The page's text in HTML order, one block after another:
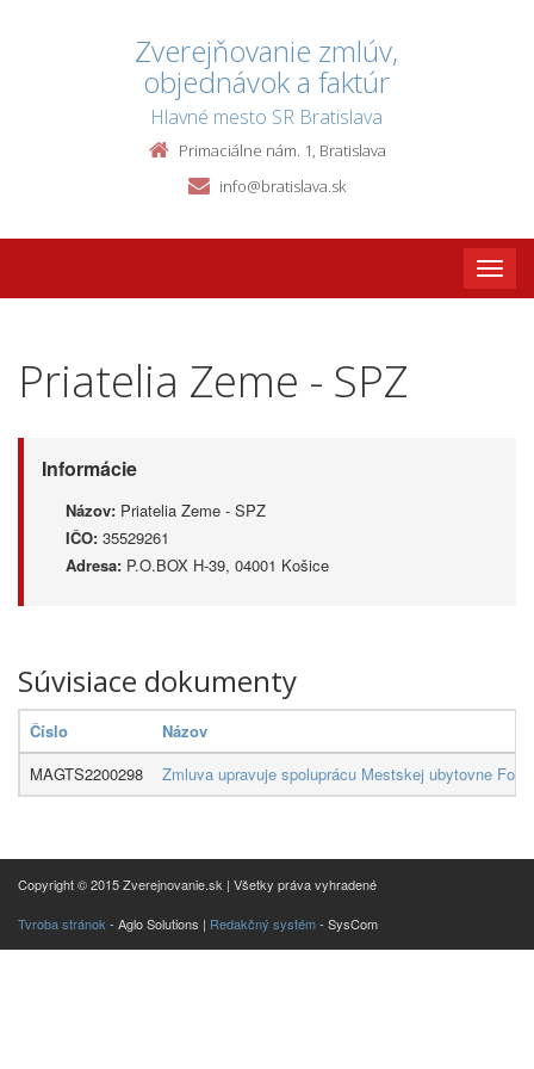
Zverejňovanie zmlúv,
objednávok a faktúr
Hlavné mesto SR Bratislava
Primaciálne nám. 1, Bratislava
info@bratislava.sk
Toggle
Priatelia Zeme - SPZ
Informácie
Názov: Priatelia Zeme - SPZ
IČO: 35529261
Adresa: P.O.BOX H-39, 04001 Košice
Súvisiace dokumenty
Číslo
Názov
MAGTS2200298
Zmluva upravuje spoluprácu Mestskej ubytovne
Copyright © 2015 Zverejnovanie.sk | Všetky práva vyhradené
Tvroba stránok - Aglo Solutions | Redakčný systém- SysCom